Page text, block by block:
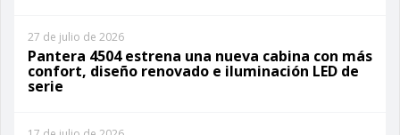
27 de julio de 2026
Pantera 4504 estrena una nueva cabina con más
confort, diseño renovado e iluminación LED de
serie